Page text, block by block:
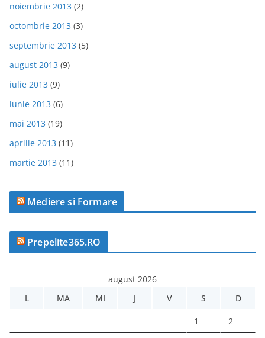
noiembrie 2013 (2)
octombrie 2013 (3)
septembrie 2013 (5)
august 2013 (9)
iulie 2013 (9)
iunie 2013 (6)
mai 2013 (19)
aprilie 2013 (11)
martie 2013 (11)
Mediere si Formare
Prepelite365.RO
august 2026
L
MA MI J V S D
1 2